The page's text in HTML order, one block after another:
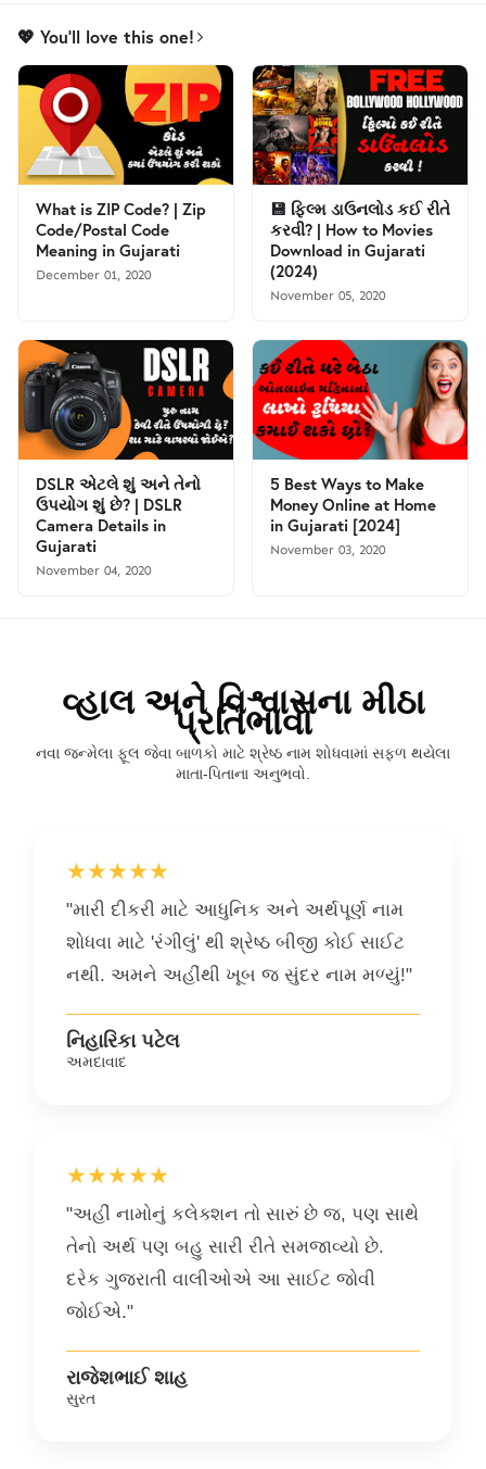
💖 You'll love this one!
What is ZIP Code? | Zip
Code/Postal Code
Meaning in Gujarati
December 01, 2020
💾 ફિલ્મ ડાઉનલોડ કઈ રીતે
કરવી? | How to Movies
Download in Gujarati
(2024)
November 05, 2020
DSLR એટલે શું અને તેનો
ઉપયોગ શું છે? | DSLR
Camera Details in
Gujarati
November 04, 2020
5 Best Ways to Make
Money Online at Home
in Gujarati [2024]
November 03, 2020
વ્હાલ અને વિશ્વાસના મીઠા
પ્રતિભાવો
નવા જન્મેલા ફૂલ જેવા બાળકો માટે શ્રેષ્ઠ નામ શોધવામાં સફળ થયેલા
માતા-પિતાના અનુભવો.
★★★★★
"મારી દીકરી માટે આધુનિક અને અર્થપૂર્ણ નામ
શોધવા માટે 'રંગીલું' થી શ્રેષ્ઠ બીજી કોઈ સાઈટ
નથી. અમને અહીંથી ખૂબ જ સુંદર નામ મળ્યું!"
નિહારિકા પટેલ
અમદાવાદ
★★★★★
"અહીં નામોનું કલેક્શન તો સારું છે જ, પણ સાથે
તેનો અર્થ પણ બહુ સારી રીતે સમજાવ્યો છે.
દરેક ગુજરાતી વાલીઓએ આ સાઈટ જોવી
જોઈએ."
રાજેશભાઈ શાહ
સુરત